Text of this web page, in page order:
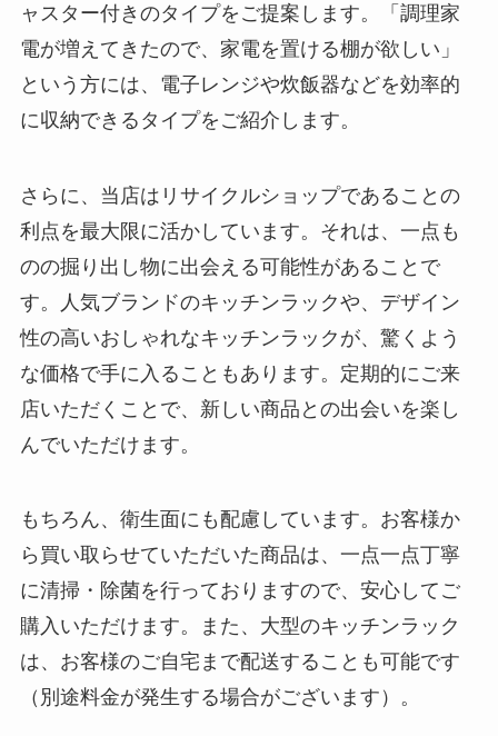
ャスター付きのタイプをご提案します。「調理家
電が増えてきたので、家電を置ける棚が欲しい」
という方には、電子レンジや炊飯器などを効率的
に収納できるタイプをご紹介します。
さらに、当店はリサイクルショップであることの
利点を最大限に活かしています。それは、一点も
のの掘り出し物に出会える可能性があることで
す。人気ブランドのキッチンラックや、デザイン
性の高いおしゃれなキッチンラックが、驚くよう
な価格で手に入ることもあります。定期的にご来
店いただくことで、新しい商品との出会いを楽し
んでいただけます。
もちろん、衛生面にも配慮しています。お客様か
ら買い取らせていただいた商品は、一点一点丁寧
に清掃・除菌を行っておりますので、安心してご
購入いただけます。また、大型のキッチンラック
は、お客様のご自宅まで配送することも可能です
（別途料金が発生する場合がございます）。